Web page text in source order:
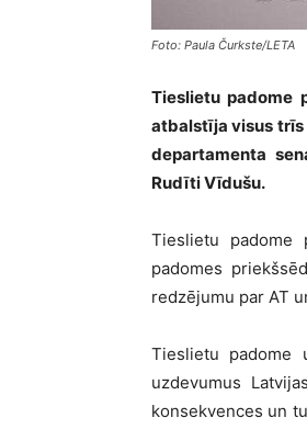
Foto: Paula Čurkste/LETA
Tieslietu padome
atbalstīja visus trīs
departamenta
Rudīti Vīdušu.
Tieslietu padome
padomes
redzējumu par AT
Tieslietu padome
uzdevumus
konsekvences un